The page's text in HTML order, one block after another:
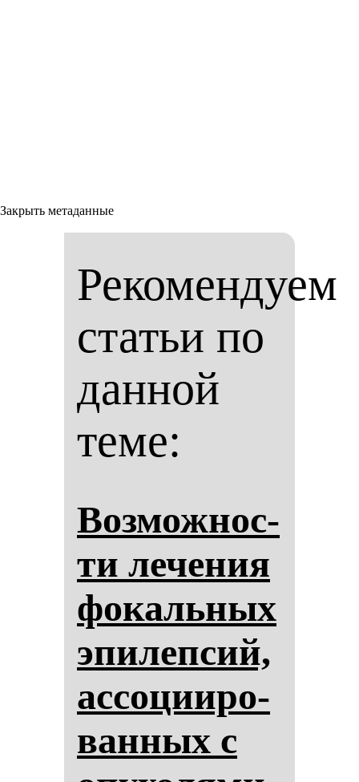
Закрыть метаданные
Рекомендуем
статьи по
данной
теме:
Воз­мож­нос­
ти ле­че­ния
фо­каль­ных
эпи­леп­сий,
ас­со­ци­иро­
ван­ных с